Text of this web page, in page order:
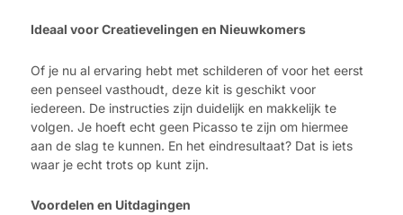
Ideaal voor Creatievelingen en Nieuwkomers
Of je nu al ervaring hebt met schilderen of voor het eerst
een penseel vasthoudt, deze kit is geschikt voor
iedereen. De instructies zijn duidelijk en makkelijk te
volgen. Je hoeft echt geen Picasso te zijn om hiermee
aan de slag te kunnen. En het eindresultaat? Dat is iets
waar je echt trots op kunt zijn.
Voordelen en Uitdagingen